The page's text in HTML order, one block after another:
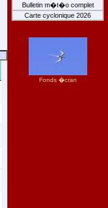
Bulletin m�t�o complet
Carte cyclonique 2026
Fonds �cran